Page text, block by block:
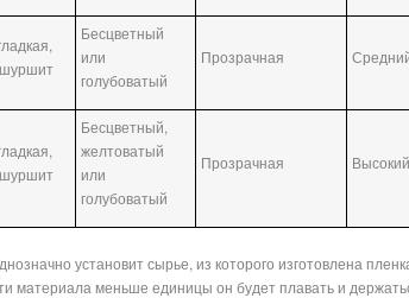
Бесцветный
или
голубоватый
Прозрачная
Бесцветный,
желтоватый
или
голубоватый
Прозрачная Высокий
установит сырье, из которого изготовлена
материала меньше единицы он будет плавать и